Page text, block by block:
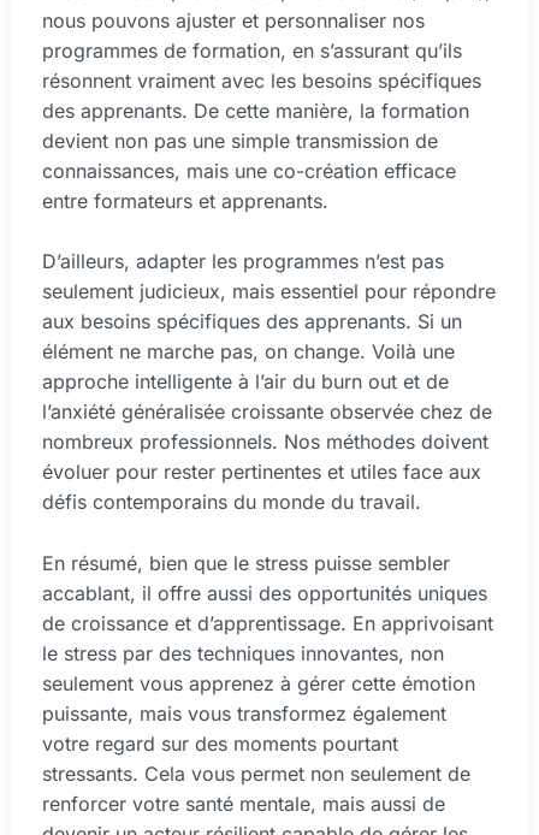
nous pouvons ajuster et personnaliser nos
programmes de formation, en s’assurant qu’ils
résonnent vraiment avec les besoins spécifiques
des apprenants. De cette manière, la formation
devient non pas une simple transmission de
connaissances, mais une co-création efficace
entre formateurs et apprenants.
D’ailleurs, adapter les programmes n’est pas
seulement judicieux, mais essentiel pour répondre
aux besoins spécifiques des apprenants. Si un
élément ne marche pas, on change. Voilà une
approche intelligente à l’air du burn out et de
l’anxiété généralisée croissante observée chez de
nombreux professionnels. Nos méthodes doivent
évoluer pour rester pertinentes et utiles face aux
défis contemporains du monde du travail.
En résumé, bien que le stress puisse sembler
accablant, il offre aussi des opportunités uniques
de croissance et d’apprentissage. En apprivoisant
le stress par des techniques innovantes, non
seulement vous apprenez à gérer cette émotion
puissante, mais vous transformez également
votre regard sur des moments pourtant
stressants. Cela vous permet non seulement de
renforcer votre santé mentale, mais aussi de